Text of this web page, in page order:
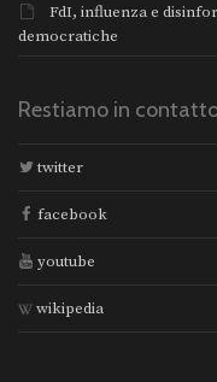
FdI, influenza e
democratiche
Restiamo in
twitter
facebook
youtube
wikipedia